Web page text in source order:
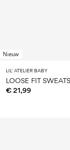
Nieuw
LIL' ATELIER BABY
LOOSE FIT
€ 21,99